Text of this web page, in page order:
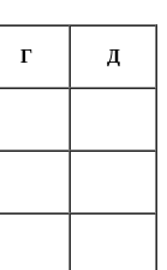
Г Д